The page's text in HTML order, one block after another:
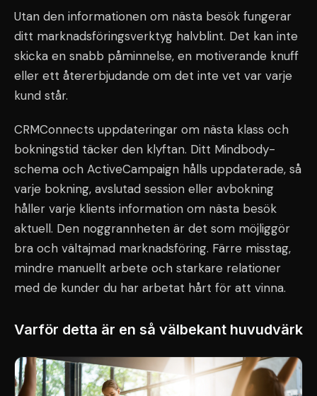
Utan den informationen om nästa besök fungerar
ditt marknadsföringsverktyg halvblint. Det kan inte
skicka en snabb påminnelse, en motiverande knuff
eller ett återerbjudande om det inte vet var varje
kund står.
CRMConnects uppdateringar om nästa klass och
bokningstid täcker den klyftan. Ditt Mindbody-
schema och ActiveCampaign hålls uppdaterade, så
varje bokning, avslutad session eller avbokning
håller varje klients information om nästa besök
aktuell. Den noggrannheten är det som möjliggör
bra och vältajmad marknadsföring. Färre misstag,
mindre manuellt arbete och starkare relationer
med de kunder du har arbetat hårt för att vinna.
Varför detta är en så välbekant huvudvärk